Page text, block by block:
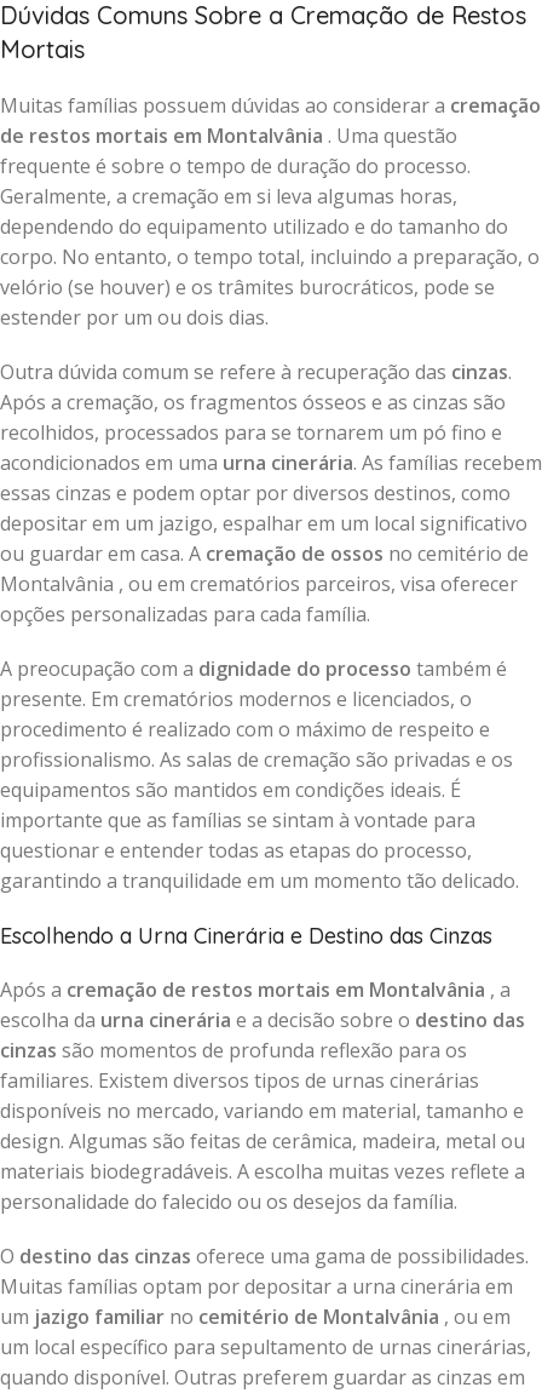
Dúvidas Comuns Sobre a Cremação de Restos
Mortais
Muitas famílias possuem dúvidas ao considerar a cremação
de restos mortais em Montalvânia . Uma questão
frequente é sobre o tempo de duração do processo.
Geralmente, a cremação em si leva algumas horas,
dependendo do equipamento utilizado e do tamanho do
corpo. No entanto, o tempo total, incluindo a preparação, o
velório (se houver) e os trâmites burocráticos, pode se
estender por um ou dois dias.
Outra dúvida comum se refere à recuperação das cinzas.
Após a cremação, os fragmentos ósseos e as cinzas são
recolhidos, processados para se tornarem um pó fino e
acondicionados em uma urna cinerária. As famílias recebem
essas cinzas e podem optar por diversos destinos, como
depositar em um jazigo, espalhar em um local significativo
ou guardar em casa. A cremação de ossos no cemitério de
Montalvânia , ou em crematórios parceiros, visa oferecer
opções personalizadas para cada família.
A preocupação com a dignidade do processo também é
presente. Em crematórios modernos e licenciados, o
procedimento é realizado com o máximo de respeito e
profissionalismo. As salas de cremação são privadas e os
equipamentos são mantidos em condições ideais. É
importante que as famílias se sintam à vontade para
questionar e entender todas as etapas do processo,
garantindo a tranquilidade em um momento tão delicado.
Escolhendo a Urna Cinerária e Destino das Cinzas
Após a cremação de restos mortais em Montalvânia , a
escolha da urna cinerária e a decisão sobre o destino das
cinzas são momentos de profunda reflexão para os
familiares. Existem diversos tipos de urnas cinerárias
disponíveis no mercado, variando em material, tamanho e
design. Algumas são feitas de cerâmica, madeira, metal ou
materiais biodegradáveis. A escolha muitas vezes reflete a
personalidade do falecido ou os desejos da família.
O destino das cinzas oferece uma gama de possibilidades.
Muitas famílias optam por depositar a urna cinerária em
um jazigo familiar no cemitério de Montalvânia , ou em
um local específico para sepultamento de urnas cinerárias,
quando disponível. Outras preferem guardar as cinzas em